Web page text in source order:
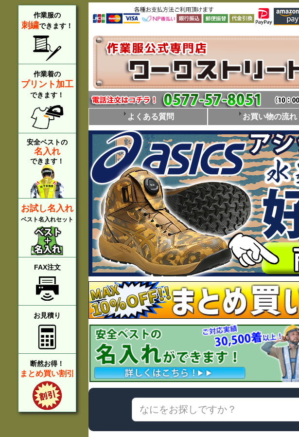
作業服の
刺繍できます！
作業着の
プリント加工
できます！
安全ベストの
名入れ
できます！
お試し名入れ
ベスト名入れセット
FAX注文
お見積り
断然お得！
まとめ買い割引
よくある質問 お買い物の流れ